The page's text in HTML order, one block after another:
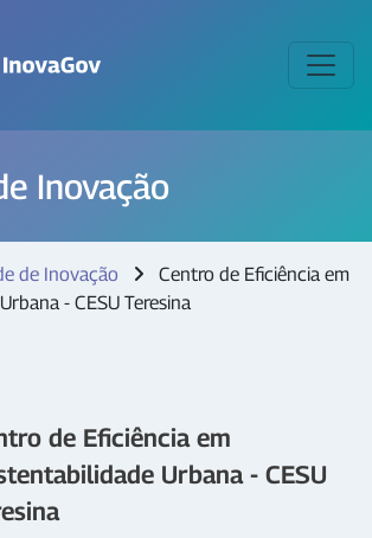
Inovação
de Inovação
Centro de Eficiência em
- CESU Teresina
de Eficiência em
Urbana - CESU